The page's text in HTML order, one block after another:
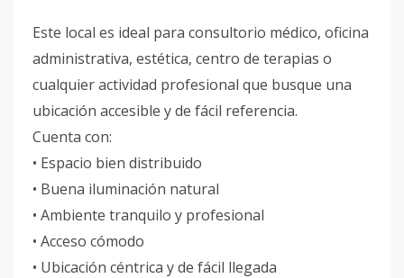
Este local es ideal para consultorio médico, oficina
administrativa, estética, centro de terapias o
cualquier actividad profesional que busque una
ubicación accesible y de fácil referencia.
Cuenta con:
• Espacio bien distribuido
• Buena iluminación natural
• Ambiente tranquilo y profesional
• Acceso cómodo
• Ubicación céntrica y de fácil llegada